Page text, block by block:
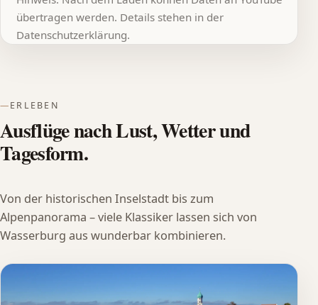
übertragen werden. Details stehen in der
Datenschutzerklärung.
ERLEBEN
Ausflüge nach Lust, Wetter und
Tagesform.
Von der historischen Inselstadt bis zum
Alpenpanorama – viele Klassiker lassen sich von
Wasserburg aus wunderbar kombinieren.